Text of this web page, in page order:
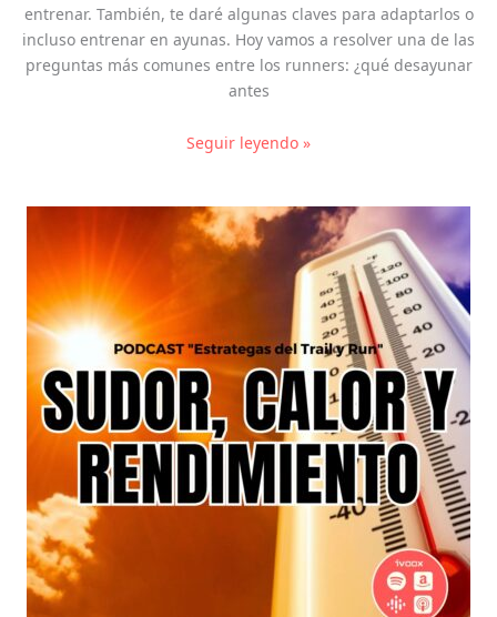
entrenar. También, te daré algunas claves para adaptarlos o
incluso entrenar en ayunas. Hoy vamos a resolver una de las
preguntas más comunes entre los runners: ¿qué desayunar
antes
Seguir leyendo »
Sudor,
Calor
Verdadera
Historia
del
Running
en